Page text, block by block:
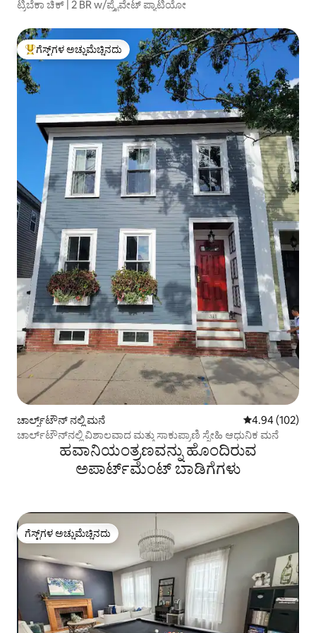
ಟ್ರಿಬೆಕಾ ಚಿಕ್ | 2 BR w/ಪ್ರೈವೇಟ್ ಪ್ಯಾಟಿಯೋ
ಗೆಸ್ಟ್‌ಗಳಿಗೆ ಅತಿ ಹೆಚ್ಚು ಅಚ್ಚುಮೆಚ್ಚಿನದು
ಗೆಸ್ಟ್‌ಗಳ ಅಚ್ಚುಮೆಚ್ಚಿನದು
ಚಾರ್ಲ್ಸ್‌ಟೌನ್ ನಲ್ಲಿ ಮನೆ 5 ರಲ್ಲಿ 4.94
4.94 (102)
ಚಾರ್ಲ್‌ಟೌನ್‌ನಲ್ಲಿ ವಿಶಾಲವಾದ ಮತ್ತು ಸಾಕುಪ್ರಾಣಿ ಸ್ನೇಹಿ ಆಧುನಿಕ ಮನೆ
ಹವಾನಿಯಂತ್ರಣವನ್ನು ಹೊಂದಿರುವ
ಅಪಾರ್ಟ್‌ಮೆಂಟ್‌ ಬಾಡಿಗೆಗಳು
ಗೆಸ್ಟ್‌ಗಳ ಅಚ್ಚುಮೆಚ್ಚಿನದು
ಗೆಸ್ಟ್‌ಗಳ ಅಚ್ಚುಮೆಚ್ಚಿನದು